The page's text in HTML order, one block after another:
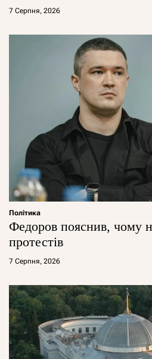
7 Серпня, 2026
Політика
Федоров пояснив, чому
протестів
7 Серпня, 2026